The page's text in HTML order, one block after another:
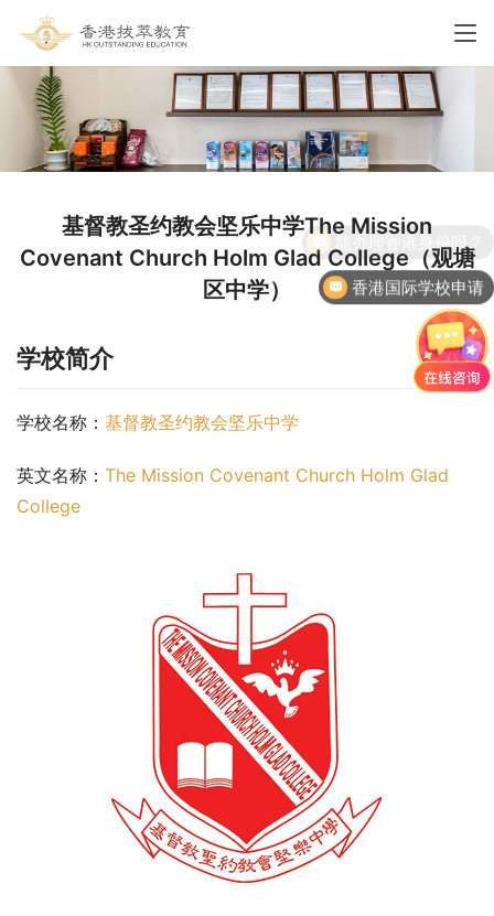
基督教圣约教会坚乐中学The Mission
Covenant Church Holm Glad College（观塘
区中学）
学校简介
学校名称： 基督教圣约教会坚乐中学
英文名称： The Mission Covenant Church Holm Glad
College
香港国际学校申请